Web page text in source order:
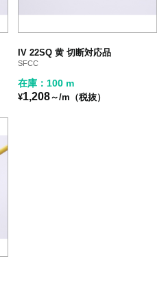
IV 22SQ 黄 切断対応品
SFCC
在庫：100 m
¥1,208～/m（税抜）